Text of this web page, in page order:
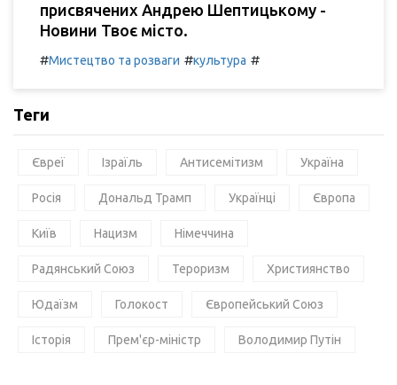
присвячених Андрею Шептицькому -
Новини Твоє місто.
#Мистецтво та розваги #культура #
Теги
Євреї Ізраїль Антисемітизм Україна
Росія Дональд Трамп Українці Європа
Київ Нацизм Німеччина
Радянський Союз Тероризм Християнство
Юдаїзм Голокост Європейський Союз
Історія Прем'єр-міністр Володимир Путін